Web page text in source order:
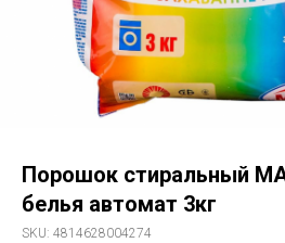
Порошок стиральный
белья автомат 3кг
SKU: 4814628004274